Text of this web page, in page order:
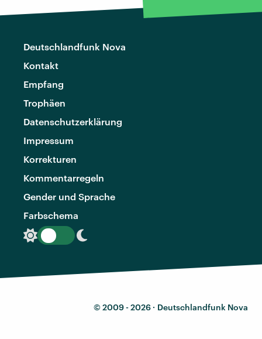
Deutschlandfunk Nova
Kontakt
Empfang
Trophäen
Datenschutzerklärung
Impressum
Korrekturen
Kommentarregeln
Gender und Sprache
Farbschema
© 2009 - 2026 · Deutschlandfunk Nova